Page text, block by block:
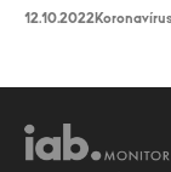
infektológ Peter
12.10.2022Koronavírus